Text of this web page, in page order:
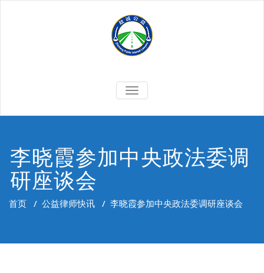
切
换
李晓霞参加中央政法委调
研座谈会
首页 / 公益律师快讯 / 李晓霞参加中央政法委调研座谈会